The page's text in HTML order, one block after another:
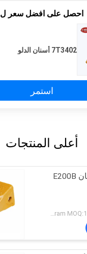
احصل على افضل سعر ل
7T3402 أسنان الدلو
استمر
أعلى المنتجات
حفارة دلو الأسنان E200B
$1.00 - $1.20 / Kilogram MOQ:100 كيلوغرام / كيلوغرام